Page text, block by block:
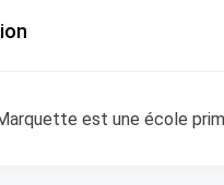
est une école